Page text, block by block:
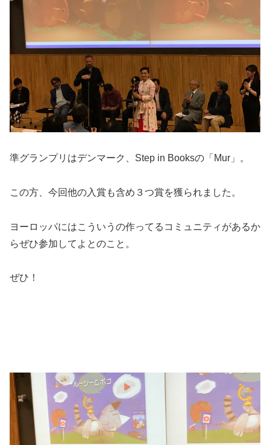
準グランプリはデンマーク、Step in Booksの「Mur」。
この方、今回他の入賞も含め３つ賞を獲られました。
ヨーロッパにはこういうの作ってるコミュニティがあるか
らぜひ参加してよとのこと。
ぜひ！